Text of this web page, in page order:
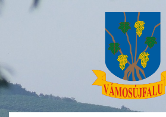
Skip